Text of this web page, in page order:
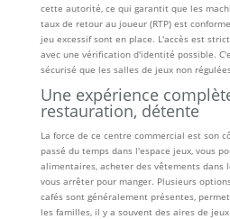
cette autorité, ce qui garantit que les
taux de retour au joueur (RTP) est
jeu excessif sont en place. L'accès est
avec une vérification d'identité possible.
sécurisé que les salles de jeux non
Une expérience
restauration, détente
La force de ce centre commercial est son
passé du temps dans l'espace jeux, vous
alimentaires, acheter des vêtements dans
vous arrêter pour manger. Plusieurs
cafés sont généralement présentes,
les familles, il y a souvent des aires de